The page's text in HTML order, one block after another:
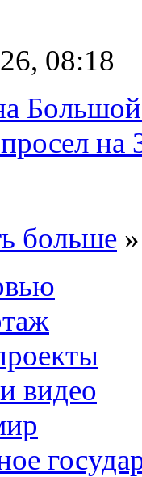
08:18
на
больше »
видео